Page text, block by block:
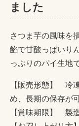
ました
さつま芋の風味を
餡で甘酸っぱいり
っぷりのパイ生地
【販売形態】 冷
め、長期の保存が
【賞味期限】 製